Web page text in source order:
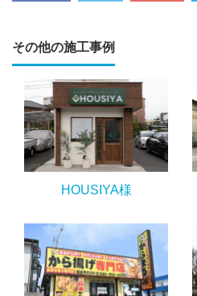
その他の施工事例
HOUSIYA様